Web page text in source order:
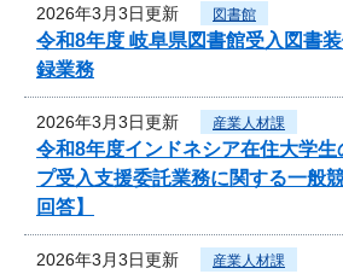
2026年3月3日更新 図書館
令和8年度 岐阜県図書館受入図書
録業務
2026年3月3日更新 産業人材課
令和8年度インドネシア在住大学生
プ受入支援委託業務に関する一般
回答】
2026年3月3日更新 産業人材課